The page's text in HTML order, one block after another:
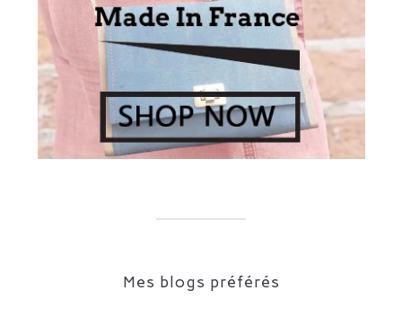
Mes blogs préférés